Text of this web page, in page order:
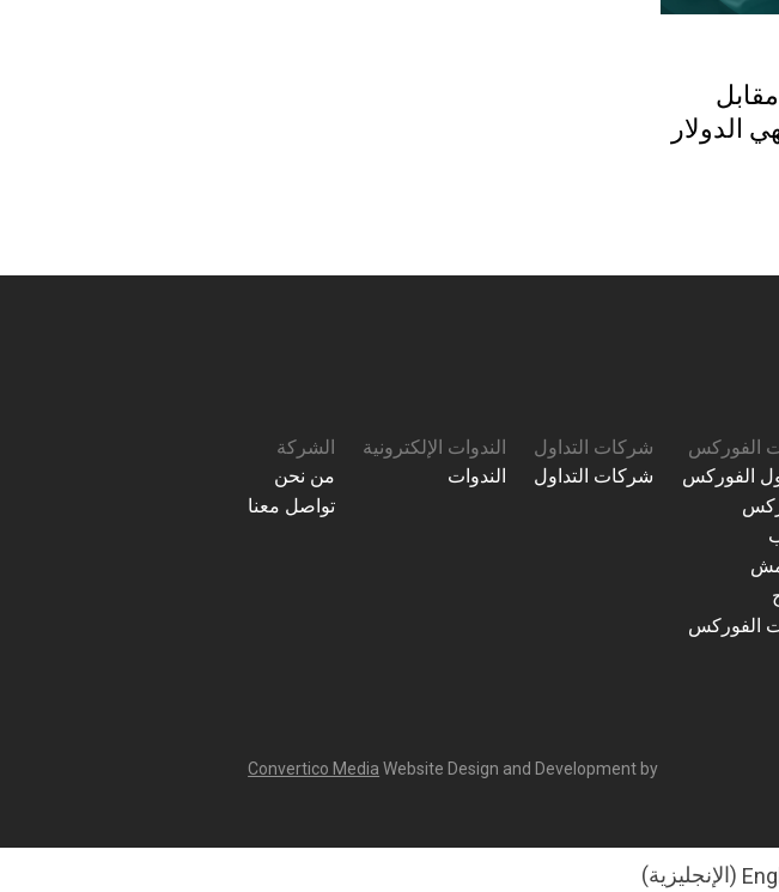
الدولار
الفوركس
الفوركس
الفوركس
شركات التداول
شركات التداول
الندوات الإلكترونية
الندوات
الشركة
من نحن
تواصل معنا
Website Design and Development by
Convertico Media
(الإنجليزية)